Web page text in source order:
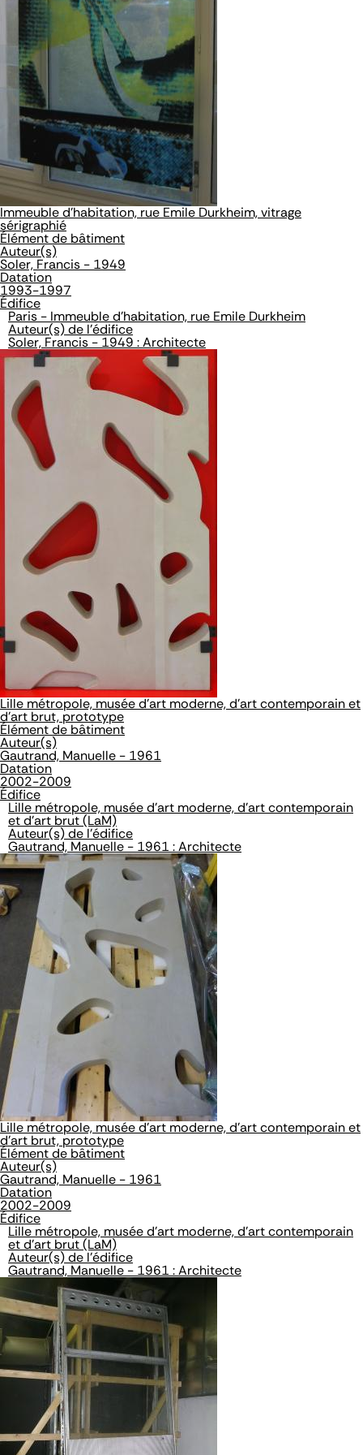
Immeuble d'habitation, rue Emile Durkheim, vitrage
sérigraphié
Élément de bâtiment
Auteur(s)
Soler, Francis - 1949
Datation
1993-1997
Édifice
Paris - Immeuble d'habitation, rue Emile Durkheim
Auteur(s) de l'édifice
Soler, Francis - 1949 : Architecte
Lille métropole, musée d'art moderne, d'art contemporain et
d'art brut, prototype
Élément de bâtiment
Auteur(s)
Gautrand, Manuelle - 1961
Datation
2002-2009
Édifice
Lille métropole, musée d'art moderne, d'art contemporain
et d'art brut (LaM)
Auteur(s) de l'édifice
Gautrand, Manuelle - 1961 : Architecte
Lille métropole, musée d'art moderne, d'art contemporain et
d'art brut, prototype
Élément de bâtiment
Auteur(s)
Gautrand, Manuelle - 1961
Datation
2002-2009
Édifice
Lille métropole, musée d'art moderne, d'art contemporain
et d'art brut (LaM)
Auteur(s) de l'édifice
Gautrand, Manuelle - 1961 : Architecte